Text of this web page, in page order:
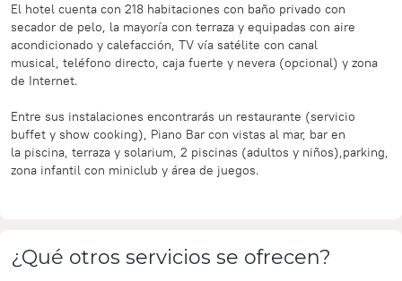
El hotel cuenta con 218 habitaciones con baño privado con
secador de pelo, la mayoría con terraza y equipadas con aire
acondicionado y calefacción, TV vía satélite con canal
musical, teléfono directo, caja fuerte y nevera (opcional) y zona
de Internet.
Entre sus instalaciones encontrarás un restaurante (servicio
buffet y show cooking), Piano Bar con vistas al mar, bar en
la piscina, terraza y solarium, 2 piscinas (adultos y niños),parking,
zona infantil con miniclub y área de juegos.
¿Qué otros servicios se ofrecen?